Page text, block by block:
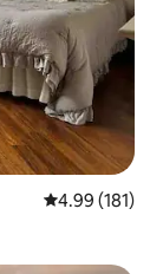
คะแนนเฉลี่ย
4.99 (181)